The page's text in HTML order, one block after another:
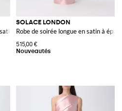
à épaules dénudées et encolure drapée
SOLACE LONDON
Robe de soirée longue en satin à
515,00 €